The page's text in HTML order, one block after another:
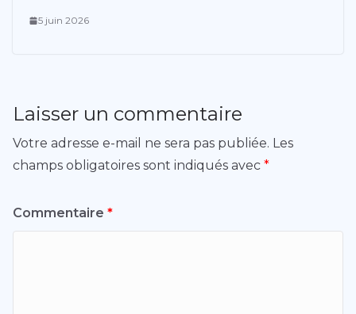
5 juin 2026
Laisser un commentaire
Votre adresse e-mail ne sera pas publiée. Les
champs obligatoires sont indiqués avec *
Commentaire *